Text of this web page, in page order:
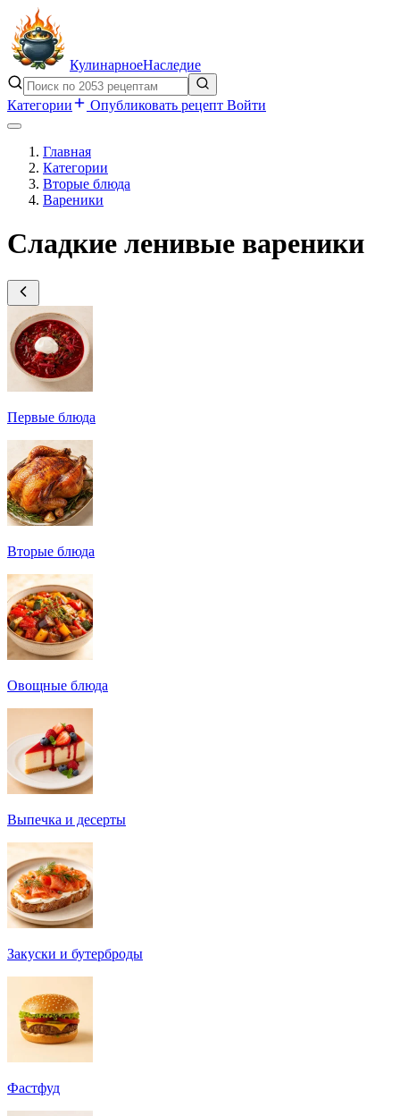
КулинарноеНаследие
Категории Опубликовать рецепт Войти
Главная
Категории
Вторые блюда
Вареники
Сладкие ленивые вареники
Первые блюда
Вторые блюда
Овощные блюда
Выпечка и десерты
Закуски и бутерброды
Фастфуд